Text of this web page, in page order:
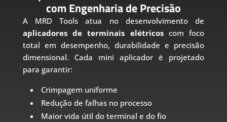
com Engenharia de Precisão
A MRD Tools atua no desenvolvimento de
aplicadores de terminais elétricoscom foco
total em desempenho, durabilidade e precisão
dimensional. Cada mini aplicador é projetado
para garantir:
Crimpagem uniforme
Redução de falhas no processo
Maior vida útil do terminal e do fio